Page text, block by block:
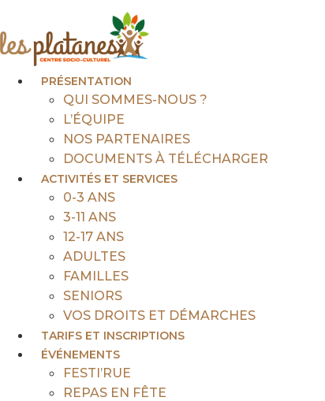
au
contenu
PRÉSENTATION
QUI SOMMES-NOUS ?
L’ÉQUIPE
NOS PARTENAIRES
DOCUMENTS À TÉLÉCHARGER
ACTIVITÉS ET SERVICES
0-3 ANS
3-11 ANS
12-17 ANS
ADULTES
FAMILLES
SENIORS
VOS DROITS ET DÉMARCHES
TARIFS ET INSCRIPTIONS
ÉVÉNEMENTS
FESTI’RUE
REPAS EN FÊTE